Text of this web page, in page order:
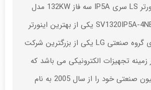
اینورتر LS سری IP5A سه فاز 132KW مدل
SV1320IP5A-4NEW یکی از بهترین اینورتر
گروه صنعتی LG یکی از بزرگترین شرکت
تجهیزات الکترونیکی می باشد که
خود را از سال 2005 به نام